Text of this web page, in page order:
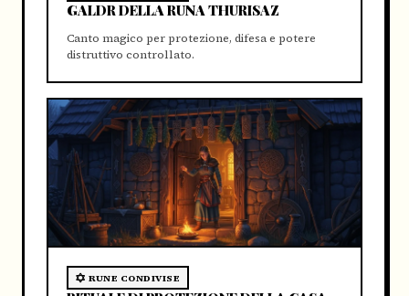
GALDR DELLA RUNA THURISAZ
Canto magico per protezione, difesa e potere
distruttivo controllato.
RUNE CONDIVISE